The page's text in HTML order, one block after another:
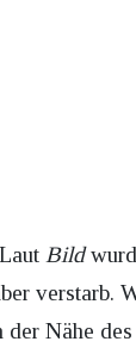
Bild
verstarb.
Nähe